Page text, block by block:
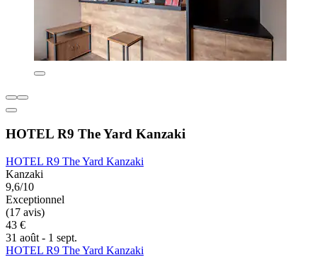
HOTEL R9 The Yard Kanzaki
HOTEL R9 The Yard Kanzaki
Kanzaki
9,6/10
Exceptionnel
(17 avis)
43 €
31 août - 1 sept.
HOTEL R9 The Yard Kanzaki